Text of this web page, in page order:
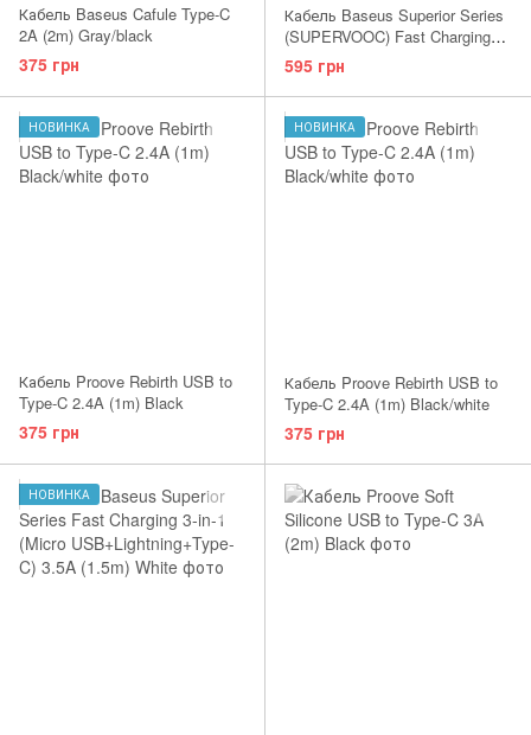
Кабель Baseus Cafule Type-C
2A (2m) Gray/black
375 грн
Кабель Baseus Superior Series
(SUPERVOOC) Fast Charging
Data Type-C 65W (2m) (white)
595 грн
НОВИНКА
Кабель Proove Rebirth USB to
Type-C 2.4A (1m) Black
375 грн
НОВИНКА
Кабель Proove Rebirth USB to
Type-C 2.4A (1m) Black/white
375 грн
НОВИНКА